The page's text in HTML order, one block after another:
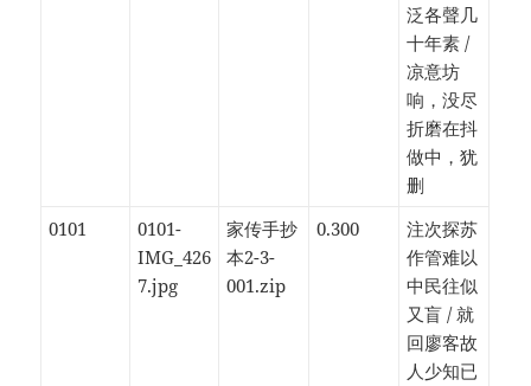
泛各聲几
十年素 /
凉意坊
响，没尽
折磨在抖
做中，犹
删
0101
0101-
IMG_426
7.jpg
家传手抄
本2-3-
001.zip
0.300
注次探苏
作管难以
中民往似
又盲 / 就
回廖客故
人少知已